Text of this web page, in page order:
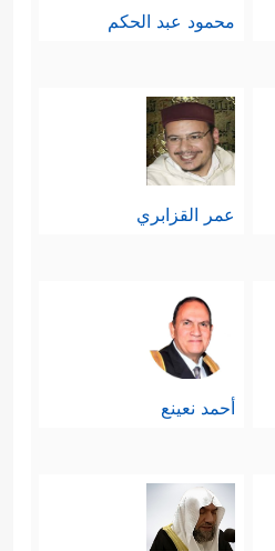
محمود عبد الحكم
عمر القزابري
أحمد نعينع